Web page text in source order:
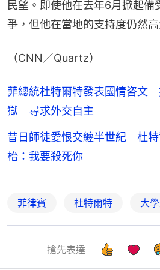
民望。即使他在去年6月掀起備
爭，但他在當地的支持度仍然高
（CNN／Quartz）
菲總統杜特爾特發表國情咨文
獄 尋求外交自主
昔日師徒愛恨交纏半世紀 杜特
枱：我要殺死你
菲律賓 杜特爾特 大
搶先表達